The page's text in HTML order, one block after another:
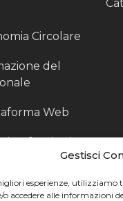
Gestisci
esperienze, utilizziamo
accedere alle informazioni
Circolare
del
Web
fornitori